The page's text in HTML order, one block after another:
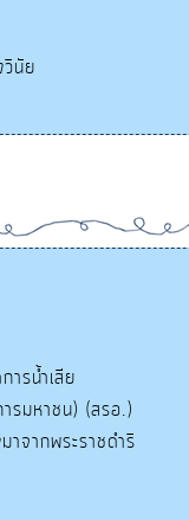
นัย
ารน้ำเสีย
รมหาชน) (สรอ.)
าจากพระราชดำริ